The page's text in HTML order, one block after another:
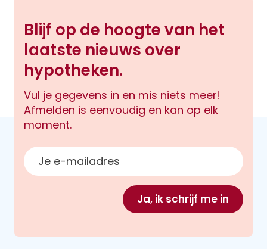
Blijf op de hoogte van het
laatste nieuws over
hypotheken.
Vul je gegevens in en mis niets meer!
Afmelden is eenvoudig en kan op elk
moment.
E-mailadres
Ja, ik schrijf me in